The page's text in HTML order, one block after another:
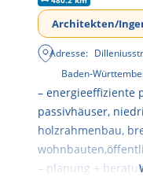
Architekten/
Adresse:
Baden-
– energieeffiziente
passivhäuser,
holzrahmenbau,
– planung +